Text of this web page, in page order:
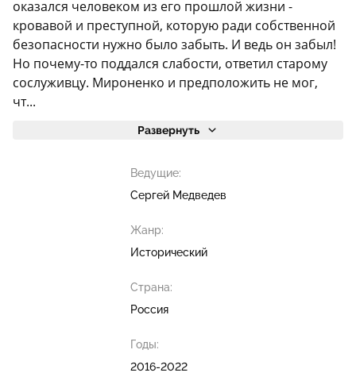
оказался человеком из его прошлой жизни -
кровавой и преступной, которую ради собственной
безопасности нужно было забыть. И ведь он забыл!
Но почему-то поддался слабости, ответил старому
сослуживцу. Мироненко и предположить не мог,
чт...
Развернуть
Ведущие:
Сергей Медведев
Жанр:
Исторический
Страна:
Россия
Годы:
2016-2022